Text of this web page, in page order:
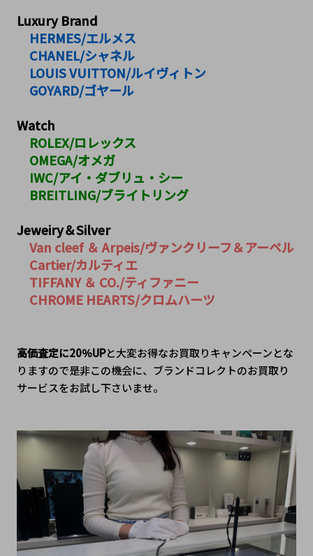
Luxury Brand
HERMES/エルメス
CHANEL/シャネル
LOUIS VUITTON/ルイヴィトン
GOYARD/ゴヤール
Watch
ROLEX/ロレックス
OMEGA/オメガ
IWC/アイ・ダブリュ・シー
BREITLING/ブライトリング
Jeweiry＆Silver
Van cleef ＆ Arpeis/ヴァンクリーフ＆アーペル
Cartier/カルティエ
TIFFANY ＆ CO./ティファニー
CHROME HEARTS/クロムハーツ
高価査定に20％UPと大変お得なお買取りキャンぺーンとな
りますので是非この機会に、ブランドコレクトのお買取り
サービスをお試し下さいませ。